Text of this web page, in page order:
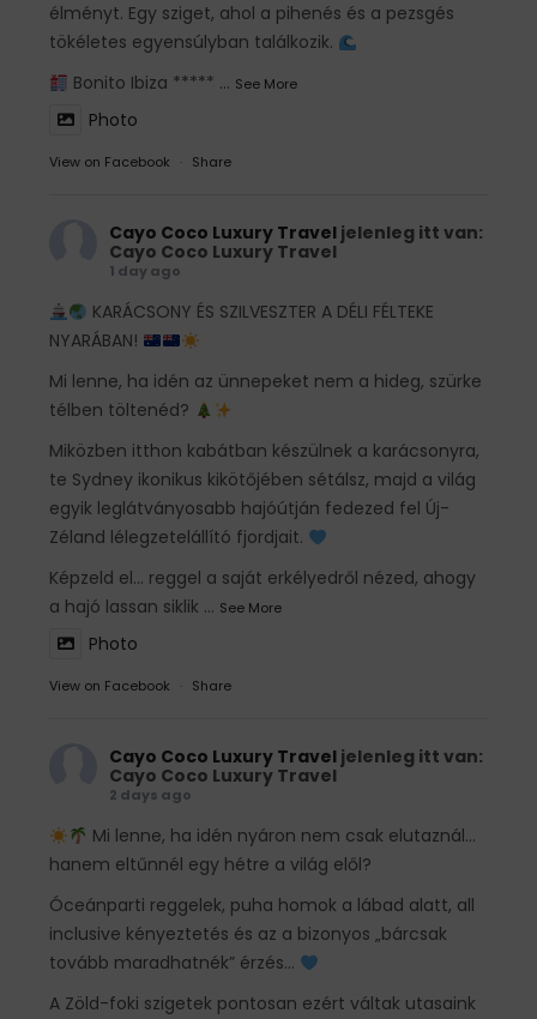
élményt. Egy sziget, ahol a pihenés és a pezsgés
tökéletes egyensúlyban találkozik.
Bonito Ibiza ***** ... See More
Photo
View on Facebook · Share
Cayo Coco Luxury Travel jelenleg itt van:
Cayo Coco Luxury Travel
1 day ago
KARÁCSONY ÉS SZILVESZTER A DÉLI FÉLTEKE
NYARÁBAN!
Mi lenne, ha idén az ünnepeket nem a hideg, szürke
télben töltenéd?
Miközben itthon kabátban készülnek a karácsonyra,
te Sydney ikonikus kikötőjében sétálsz, majd a világ
egyik leglátványosabb hajóútján fedezed fel Új-
Zéland lélegzetelállító fjordjait.
Képzeld el... reggel a saját erkélyedről nézed, ahogy
a hajó lassan siklik ... See More
Photo
View on Facebook · Share
Cayo Coco Luxury Travel jelenleg itt van:
Cayo Coco Luxury Travel
2 days ago
Mi lenne, ha idén nyáron nem csak elutaznál…
hanem eltűnnél egy hétre a világ elől?
Óceánparti reggelek, puha homok a lábad alatt, all
inclusive kényeztetés és az a bizonyos „bárcsak
tovább maradhatnék” érzés…
A Zöld-foki szigetek pontosan ezért váltak utasaink